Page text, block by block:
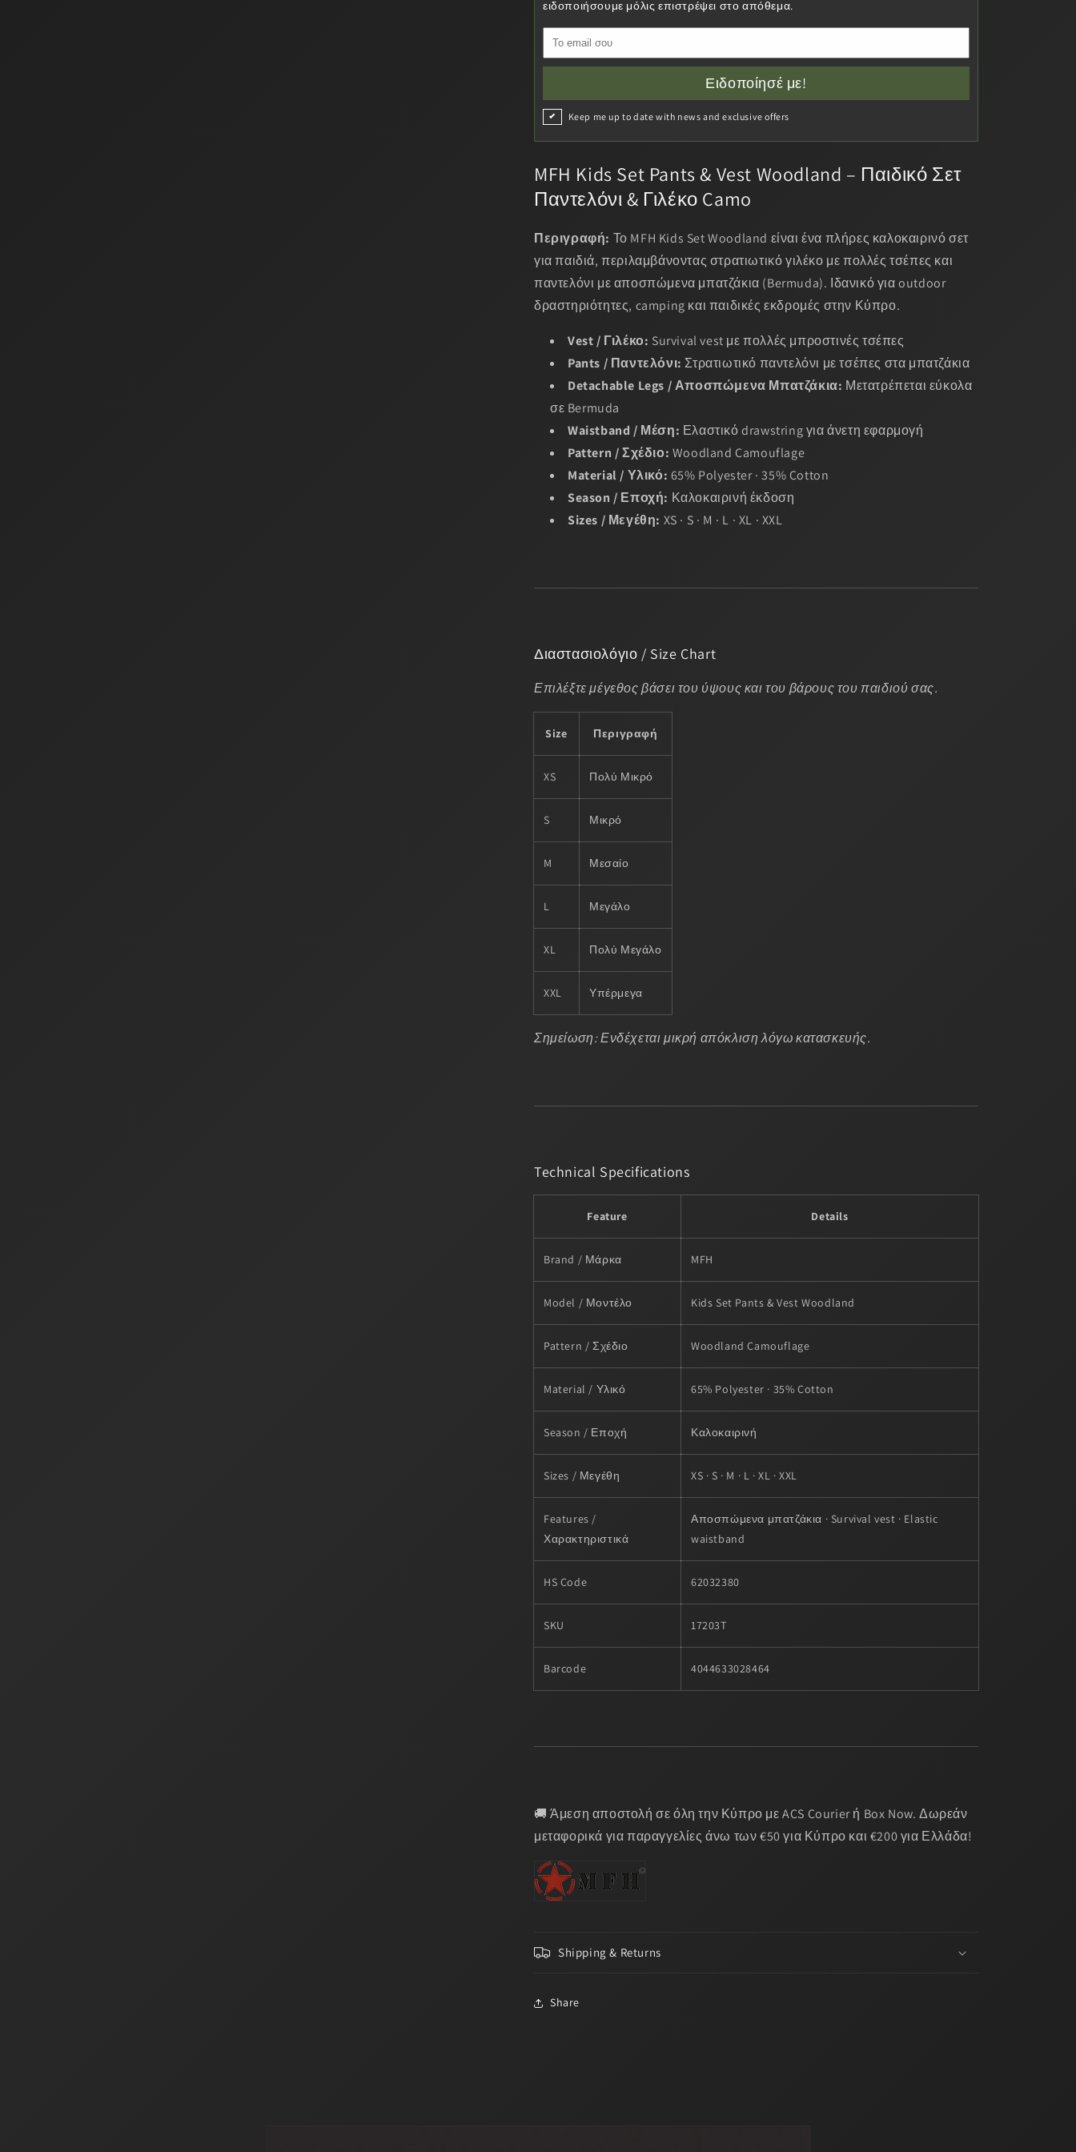
Παντελόνι
&amp;
Γιλέκο
Camo
Παντελόνι
&amp;
Camo
ειδοποιήσουμε μόλις επιστρέψει στο απόθεμα.
Ειδοποίησέ με!
Keep me up to date with news and exclusive offers
MFH Kids Set Pants & Vest Woodland – Παιδικό Σετ
Παντελόνι & Γιλέκο Camo
Περιγραφή: Το MFH Kids Set Woodland είναι ένα πλήρες καλοκαιρινό σετ
για παιδιά, περιλαμβάνοντας στρατιωτικό γιλέκο με πολλές τσέπες και
παντελόνι με αποσπώμενα μπατζάκια (Bermuda). Ιδανικό για outdoor
δραστηριότητες, camping και παιδικές εκδρομές στην Κύπρο.
Vest / Γιλέκο: Survival vest με πολλές μπροστινές τσέπες
Pants / Παντελόνι: Στρατιωτικό παντελόνι με τσέπες στα μπατζάκια
Detachable Legs / Αποσπώμενα Μπατζάκια: Μετατρέπεται εύκολα
σε Bermuda
Waistband / Μέση: Ελαστικό drawstring για άνετη εφαρμογή
Pattern / Σχέδιο: Woodland Camouflage
Material / Υλικό: 65% Polyester · 35% Cotton
Season / Εποχή: Καλοκαιρινή έκδοση
Sizes / Μεγέθη: XS · S · M · L · XL · XXL
Διαστασιολόγιο / Size Chart
Επιλέξτε μέγεθος βάσει του ύψους και του βάρους του παιδιού σας.
Size Περιγραφή
XS Πολύ Μικρό
S Μικρό
M Μεσαίο
L Μεγάλο
XL Πολύ Μεγάλο
XXL Υπέρμεγα
Σημείωση: Ενδέχεται μικρή απόκλιση λόγω κατασκευής.
Technical Specifications
Feature Details
Brand / Μάρκα MFH
Model / Μοντέλο Kids Set Pants & Vest Woodland
Pattern / Σχέδιο Woodland Camouflage
Material / Υλικό 65% Polyester · 35% Cotton
Season / Εποχή Καλοκαιρινή
Sizes / Μεγέθη XS · S · M · L · XL · XXL
Features /
Χαρακτηριστικά
Αποσπώμενα μπατζάκια · Survival vest · Elastic
waistband
HS Code 62032380
SKU 17203T
Barcode 4044633028464
🚚 Άμεση αποστολή σε όλη την Κύπρο με ACS Courier ή Box Now. Δωρεάν
μεταφορικά για παραγγελίες άνω των €50 για Κύπρο και €200 για Ελλάδα!
Shipping & Returns
Share